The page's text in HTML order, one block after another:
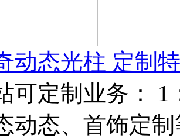
动态光柱 定制
可定制业务： 1
动态、首饰定